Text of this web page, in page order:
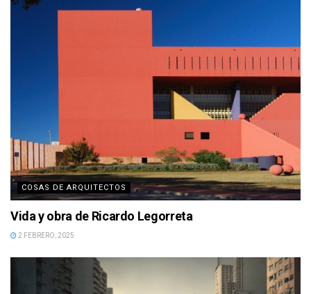
COSAS DE ARQUITECTOS
Vida y obra de Ricardo Legorreta
2 FEBRERO, 2025